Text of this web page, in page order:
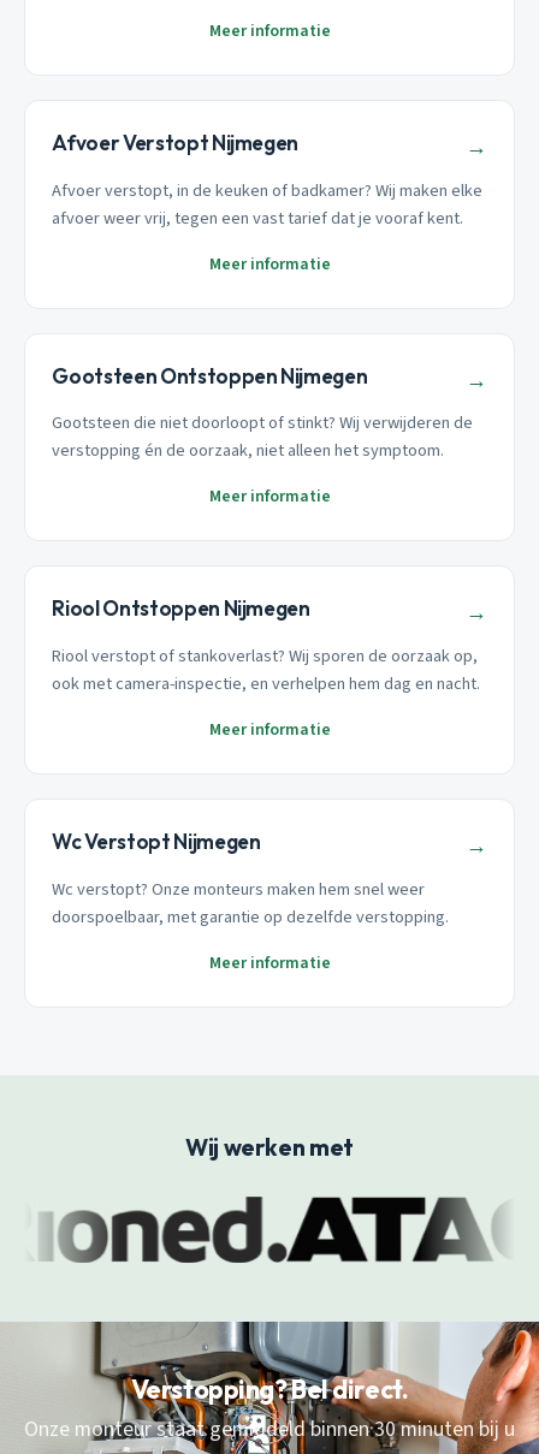
Meer informatie
Afvoer Verstopt Nijmegen →
Afvoer verstopt, in de keuken of badkamer? Wij maken elke
afvoer weer vrij, tegen een vast tarief dat je vooraf kent.
Meer informatie
Gootsteen Ontstoppen Nijmegen →
Gootsteen die niet doorloopt of stinkt? Wij verwijderen de
verstopping én de oorzaak, niet alleen het symptoom.
Meer informatie
Riool Ontstoppen Nijmegen →
Riool verstopt of stankoverlast? Wij sporen de oorzaak op,
ook met camera-inspectie, en verhelpen hem dag en nacht.
Meer informatie
Wc Verstopt Nijmegen →
Wc verstopt? Onze monteurs maken hem snel weer
doorspoelbaar, met garantie op dezelfde verstopping.
Meer informatie
Wij werken met
Verstopping? Bel direct.
Onze monteur staat gemiddeld binnen 30 minuten bij u